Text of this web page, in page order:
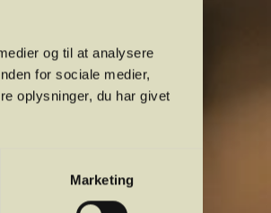
og til at analysere
for sociale medier,
oplysninger, du har givet
Marketing